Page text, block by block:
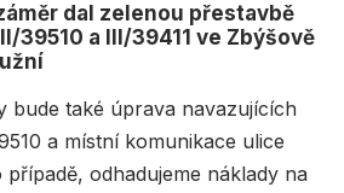
dal zelenou přestavbě
39510 a III/39411 ve Zbýšově
bude také úprava navazujících
a místní komunikace ulice
odhadujeme náklady na